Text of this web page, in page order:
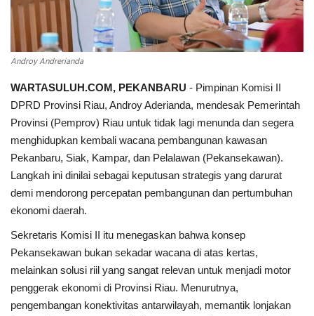
Androy Andrerianda
WARTASULUH.COM, PEKANBARU - Pimpinan Komisi II
DPRD Provinsi Riau, Androy Aderianda, mendesak Pemerintah
Provinsi (Pemprov) Riau untuk tidak lagi menunda dan segera
menghidupkan kembali wacana pembangunan kawasan
Pekanbaru, Siak, Kampar, dan Pelalawan (Pekansekawan).
Langkah ini dinilai sebagai keputusan strategis yang darurat
demi mendorong percepatan pembangunan dan pertumbuhan
ekonomi daerah.
Sekretaris Komisi II itu menegaskan bahwa konsep
Pekansekawan bukan sekadar wacana di atas kertas,
melainkan solusi riil yang sangat relevan untuk menjadi motor
penggerak ekonomi di Provinsi Riau. Menurutnya,
pengembangan konektivitas antarwilayah, memantik lonjakan